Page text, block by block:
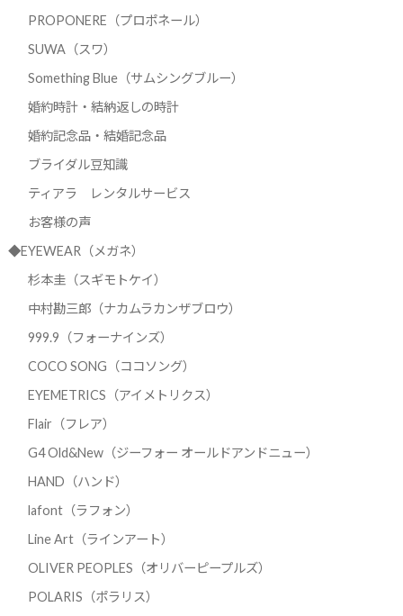
PROPONERE（プロポネール）
SUWA（スワ）
Something Blue（サムシングブルー）
婚約時計・結納返しの時計
婚約記念品・結婚記念品
ブライダル豆知識
ティアラ レンタルサービス
お客様の声
◆EYEWEAR（メガネ）
杉本圭（スギモトケイ）
中村勘三郎（ナカムラカンザブロウ）
999.9（フォーナインズ）
COCO SONG（ココソング）
EYEMETRICS（アイメトリクス）
Flair（フレア）
G4 Old&New（ジーフォー オールドアンドニュー）
HAND（ハンド）
lafont（ラフォン）
Line Art（ラインアート）
OLIVER PEOPLES（オリバーピープルズ）
POLARIS（ポラリス）